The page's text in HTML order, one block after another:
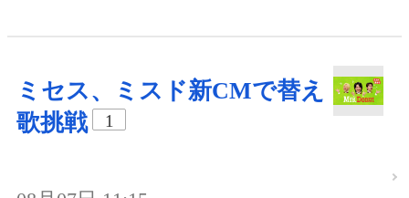
ミセス、ミスド新CMで替え
歌挑戦
1